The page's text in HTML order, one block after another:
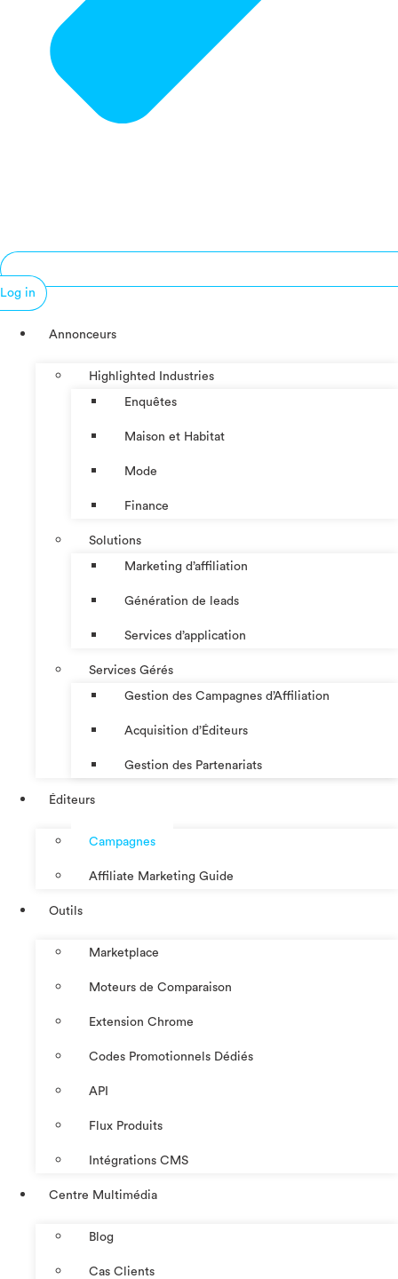
Log in
Annonceurs
Highlighted Industries
Enquêtes
Maison et Habitat
Mode
Finance
Solutions
Marketing d’affiliation
Génération de leads
Services d’application
Services Gérés
Gestion des Campagnes d’Affiliation​
Acquisition d’Éditeurs
Gestion des Partenariats
Éditeurs
Campagnes
Affiliate Marketing Guide
Outils
Marketplace
Moteurs de Comparaison
Extension Chrome
Codes Promotionnels Dédiés
API
Flux Produits
Intégrations CMS
Centre Multimédia
Blog
Cas Clients